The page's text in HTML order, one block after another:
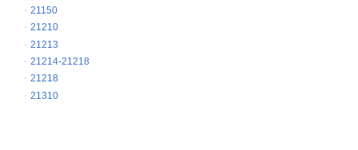
21150
21210
21213
21214-21218
21218
21310